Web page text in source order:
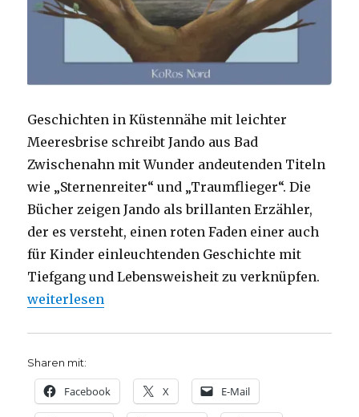
Geschichten in Küstennähe mit leichter
Meeresbrise schreibt Jando aus Bad
Zwischenahn mit Wunder andeutenden Titeln
wie „Sternenreiter“ und „Traumflieger“. Die
Bücher zeigen Jando als brillanten Erzähler,
der es versteht, einen roten Faden einer auch
für Kinder einleuchtenden Geschichte mit
Tiefgang und Lebensweisheit zu verknüpfen.
„Ein Leben voller Glück und Wunder, Rezension
weiterlesen
Sharen mit:
Facebook X E-Mail